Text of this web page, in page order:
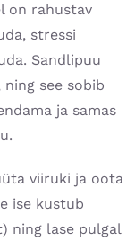
on rahustav
stressi
Sandlipuu
see sobib
ja samas
viiruki ja oota
ise kustub
ning lase pulgal